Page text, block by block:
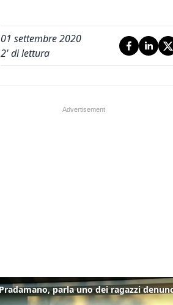
01 settembre 2020
2' di lettura